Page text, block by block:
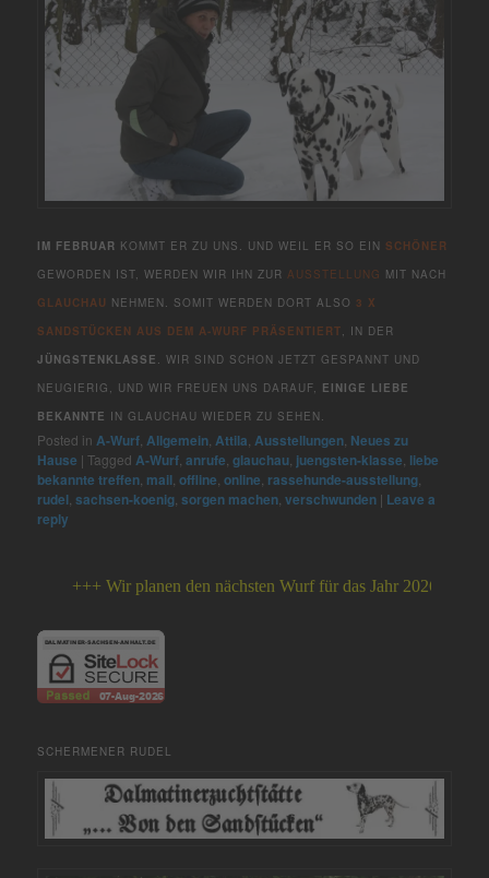
IM FEBRUAR KOMMT ER ZU UNS. UND WEIL ER SO EIN SCHÖNER
GEWORDEN IST, WERDEN WIR IHN ZURAUSSTELLUNG MIT NACH
GLAUCHAU NEHMEN. SOMIT WERDEN DORT ALSO 3 X
SANDSTÜCKEN AUS DEM A-WURF PRÄSENTIERT, IN DER
JÜNGSTENKLASSE . WIR SIND SCHON JETZT GESPANNT UND
NEUGIERIG, UND WIR FREUEN UNS DARAUF, EINIGE LIEBE
BEKANNTE IN GLAUCHAU WIEDER ZU SEHEN.
Posted in A-Wurf,Allgemein,Attila,Ausstellungen, Neues zu
Hause |Tagged A-Wurf,anrufe,glauchau, juengsten-klasse, liebe
bekannte treffen, mail,offline,online, rassehunde-ausstellung,
rudel,sachsen-koenig,sorgen machen,verschwunden | Leave a
reply
+++ Wir planen den nächsten Wurf für das Jahr 2026 +++
SCHERMENER RUDEL